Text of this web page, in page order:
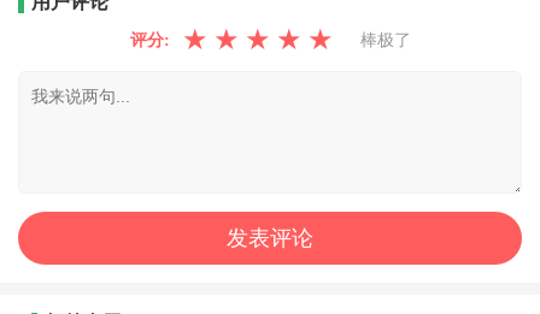
评分: ★ ★ ★ ★ ★ 棒极了